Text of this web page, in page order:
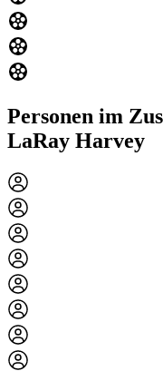
Personen im
LaRay Harvey